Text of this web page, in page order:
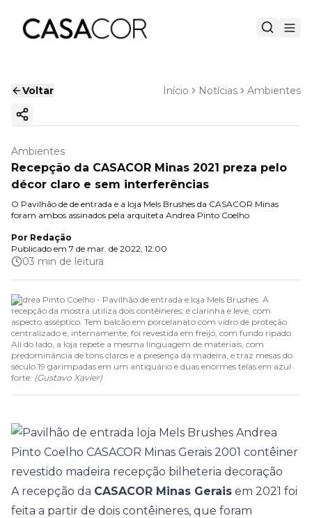
Voltar Início Notícias Ambientes
Copiar link
Ambientes
Recepção da CASACOR Minas 2021 preza pelo
décor claro e sem interferências
O Pavilhão de de entrada e a loja Mels Brushes da CASACOR Minas
foram ambos assinados pela arquiteta Andrea Pinto Coelho
Por Redação
Publicado em 7 de mar. de 2022, 12:00
03 min de leitura
Andrea Pinto Coelho - Pavilhão de entrada e loja Mels Brushes. A
recepção da mostra utiliza dois contêineres, é clarinha e leve, com
aspecto asséptico. Tem balcão em porcelanato com vidro de proteção
centralizado e, internamente, foi revestida em freijó, com fundo ripado.
Ali do lado, a loja repete a mesma linguagem de materiais, com
predominância de tons claros e a presença da madeira, e traz mesas do
século 19 garimpadas em um antiquário e duas enormes telas em azul
forte. (Gustavo Xavier)
A recepção da CASACOR Minas Gerais em 2021 foi
feita a partir de dois contêineres, que foram